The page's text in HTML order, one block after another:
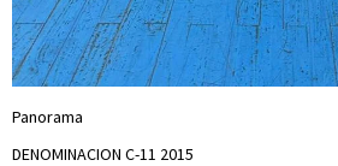
Panorama
DENOMINACION C-11 2015